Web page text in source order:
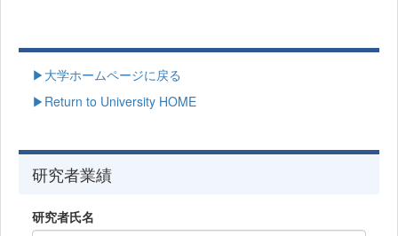
▶大学ホームページに戻る
▶Return to University HOME
研究者業績
研究者氏名